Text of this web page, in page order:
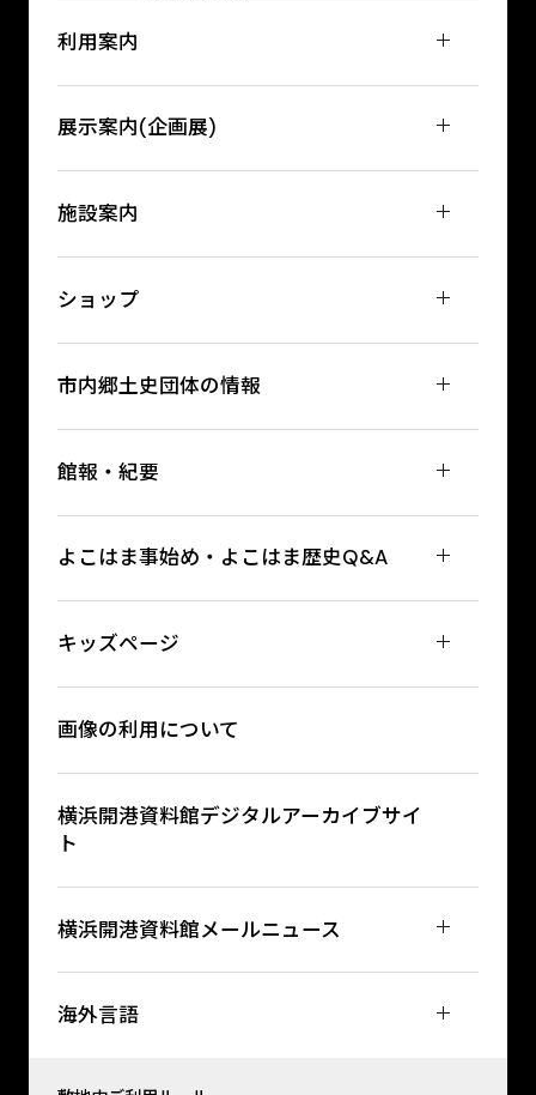
利用案内
展示案内(企画展)
施設案内
ショップ
市内郷土史団体の情報
館報・紀要
よこはま事始め・よこはま歴史Q&A
キッズページ
画像の利用について
横浜開港資料館デジタルアーカイブサイ
ト
横浜開港資料館メールニュース
海外言語